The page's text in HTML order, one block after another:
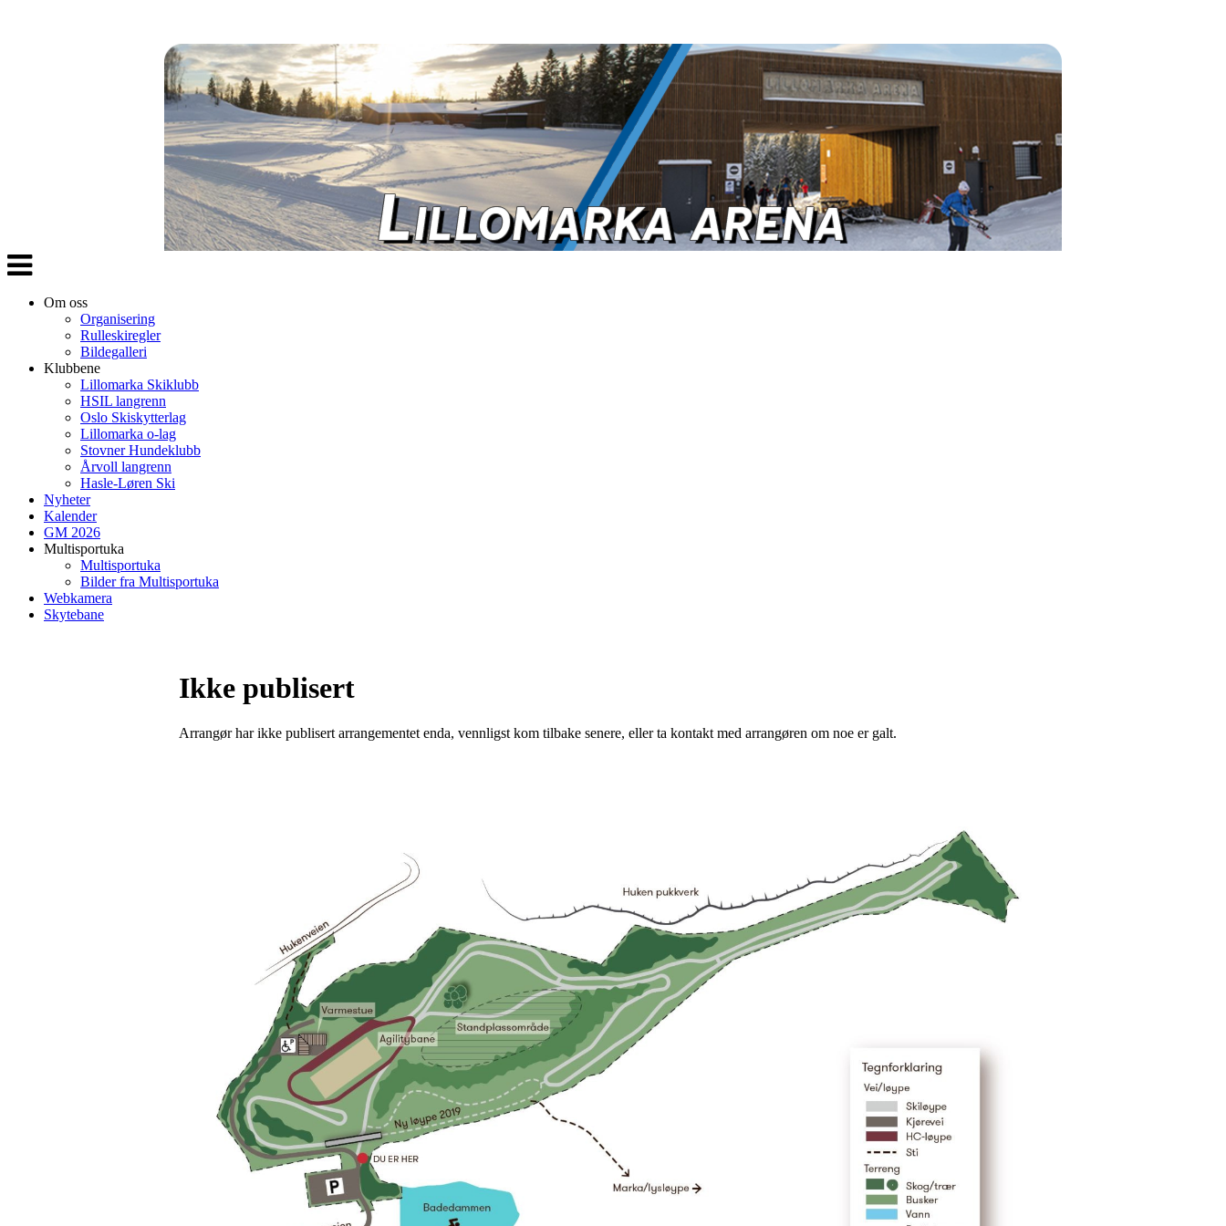
Veksle
navigasjon
Om oss
Organisering
Rulleskiregler
Bildegalleri
Klubbene
Lillomarka Skiklubb
HSIL langrenn
Oslo Skiskytterlag
Lillomarka o-lag
Stovner Hundeklubb
Årvoll langrenn
Hasle-Løren Ski
Nyheter
Kalender
GM 2026
Multisportuka
Multisportuka
Bilder fra Multisportuka
Webkamera
Skytebane
Ikke publisert
Arrangør har ikke publisert arrangementet enda, vennligst kom tilbake senere, eller ta kontakt med arrangøren om noe er galt.